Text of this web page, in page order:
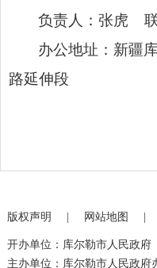
负责人：张虎 联
办公地址：新疆
路延伸段
版权声明 | 网站地图 |
开办单位：库尔勒市人民政府
主办单位：库尔勒市人民政府